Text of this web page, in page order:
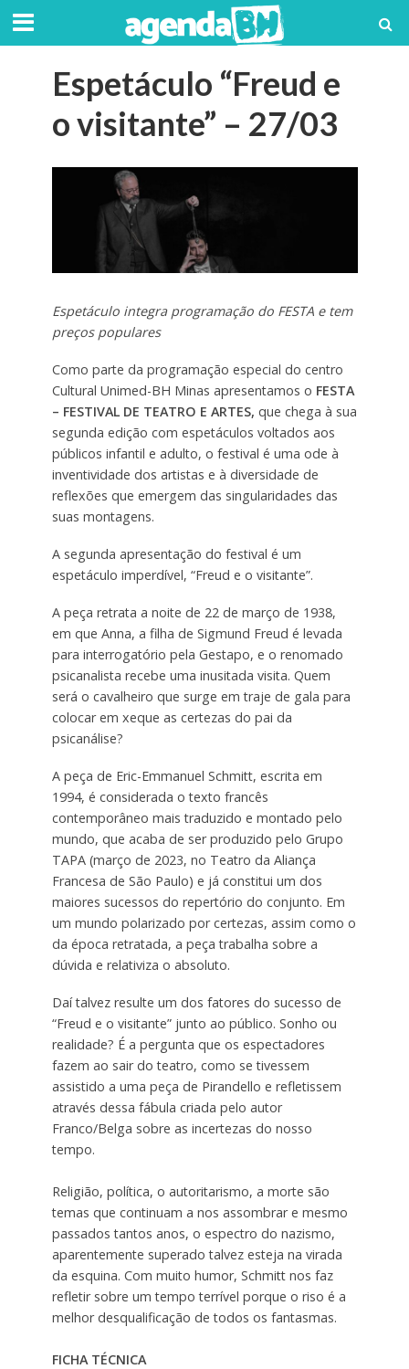
Espetáculo “Freud e
o visitante” – 27/03
Espetáculo integra programação do FESTA e tem
preços populares
Como parte da programação especial do centro
Cultural Unimed-BH Minas apresentamos o FESTA
– FESTIVAL DE TEATRO E ARTES, que chega à sua
segunda edição com espetáculos voltados aos
públicos infantil e adulto, o festival é uma ode à
inventividade dos artistas e à diversidade de
reflexões que emergem das singularidades das
suas montagens.
A segunda apresentação do festival é um
espetáculo imperdível, “Freud e o visitante”.
A peça retrata a noite de 22 de março de 1938,
em que Anna, a filha de Sigmund Freud é levada
para interrogatório pela Gestapo, e o renomado
psicanalista recebe uma inusitada visita. Quem
será o cavalheiro que surge em traje de gala para
colocar em xeque as certezas do pai da
psicanálise?
A peça de Eric-Emmanuel Schmitt, escrita em
1994, é considerada o texto francês
contemporâneo mais traduzido e montado pelo
mundo, que acaba de ser produzido pelo Grupo
TAPA (março de 2023, no Teatro da Aliança
Francesa de São Paulo) e já constitui um dos
maiores sucessos do repertório do conjunto. Em
um mundo polarizado por certezas, assim como o
da época retratada, a peça trabalha sobre a
dúvida e relativiza o absoluto.
Daí talvez resulte um dos fatores do sucesso de
“Freud e o visitante” junto ao público. Sonho ou
realidade? É a pergunta que os espectadores
fazem ao sair do teatro, como se tivessem
assistido a uma peça de Pirandello e refletissem
através dessa fábula criada pelo autor
Franco/Belga sobre as incertezas do nosso
tempo.
Religião, política, o autoritarismo, a morte são
temas que continuam a nos assombrar e mesmo
passados tantos anos, o espectro do nazismo,
aparentemente superado talvez esteja na virada
da esquina. Com muito humor, Schmitt nos faz
refletir sobre um tempo terrível porque o riso é a
melhor desqualificação de todos os fantasmas.
FICHA TÉCNICA